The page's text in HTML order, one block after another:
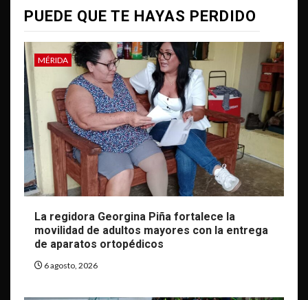
PUEDE QUE TE HAYAS PERDIDO
MÉRIDA
La regidora Georgina Piña fortalece la
movilidad de adultos mayores con la entrega
de aparatos ortopédicos
6 agosto, 2026